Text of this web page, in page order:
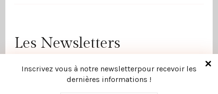
Inscrivez vous à notre newsletterpour recevoir les
dernières informations !
Les Newsletters
30 juin 2026 La newsletter de Juin 2026
La newsletter de Mai 2026